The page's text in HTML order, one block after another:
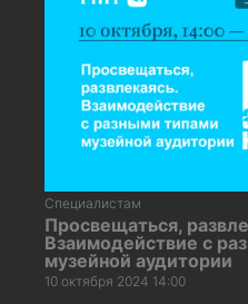
Специалистам
Просвещаться,
Взаимодействие с
музейной аудитории
10 октября 2024 14:00